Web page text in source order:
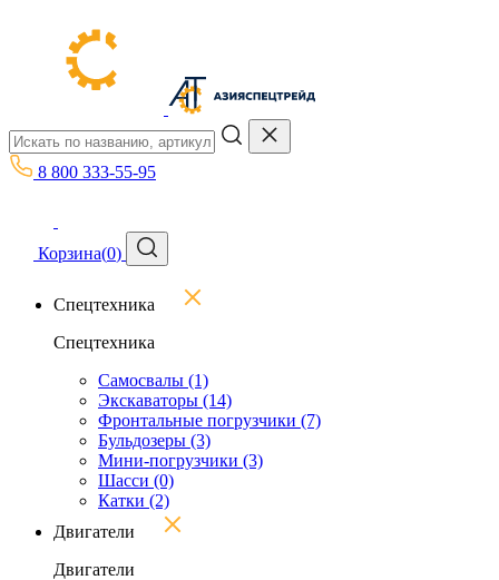
8 800 333-55-95
Корзина(0)
Спецтехника
Спецтехника
Самосвалы (1)
Экскаваторы (14)
Фронтальные погрузчики (7)
Бульдозеры (3)
Мини-погрузчики (3)
Шасси (0)
Катки (2)
Двигатели
Двигатели